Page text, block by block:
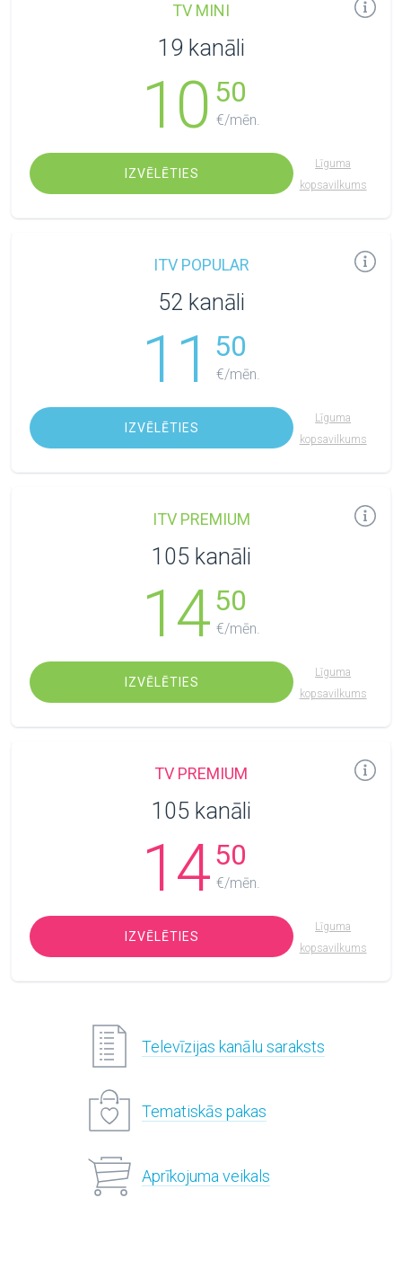
TV MINI
19 kanāli
10 50
€/mēn.
IZVĒLĒTIES
Līguma
kopsavilkums
ITV POPULAR
52 kanāli
11 50
€/mēn.
IZVĒLĒTIES
Līguma
kopsavilkums
ITV PREMIUM
105 kanāli
1450
€/mēn.
IZVĒLĒTIES
Līguma
kopsavilkums
TV PREMIUM
105 kanāli
1450
€/mēn.
IZVĒLĒTIES
Līguma
kopsavilkums
Televīzijas kanālu saraksts
Tematiskās pakas
Aprīkojuma veikals